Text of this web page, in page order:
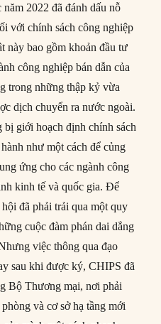
2022 đã đánh dấu nỗ
với chính sách công nghiệp
này bao gồm khoản đầu tư
công nghiệp bán dẫn của
trong những thập kỷ vừa
dịch chuyển ra nước ngoài.
bị giới hoạch định chính sách
như một cách để củng
ứng cho các ngành công
kinh tế và quốc gia. Để
đã phải trải qua một quy
cuộc đàm phán dai dẳng
việc thông qua đạo
sau khi được ký, CHIPS đã
Bộ Thương mại, nơi phải
và cơ sở hạ tầng mới